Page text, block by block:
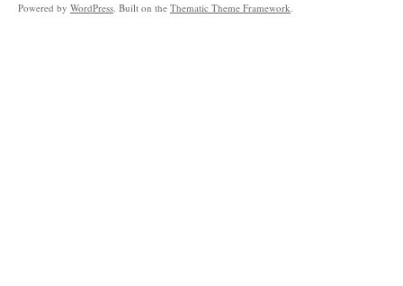
Powered by WordPress. Built on the Thematic Theme Framework.